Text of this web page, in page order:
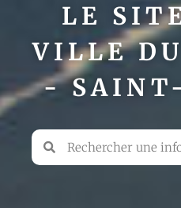
LE
VILLE
-